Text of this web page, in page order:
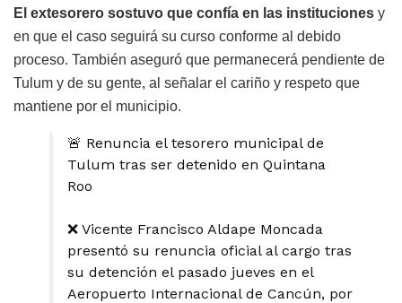
El extesorero sostuvo que confía en las instituciones y
en que el caso seguirá su curso conforme al debido
proceso. También aseguró que permanecerá pendiente de
Tulum y de su gente, al señalar el cariño y respeto que
mantiene por el municipio.
🚨 Renuncia el tesorero municipal de
Tulum tras ser detenido en Quintana
Roo
❌ Vicente Francisco Aldape Moncada
presentó su renuncia oficial al cargo tras
su detención el pasado jueves en el
Aeropuerto Internacional de Cancún, por